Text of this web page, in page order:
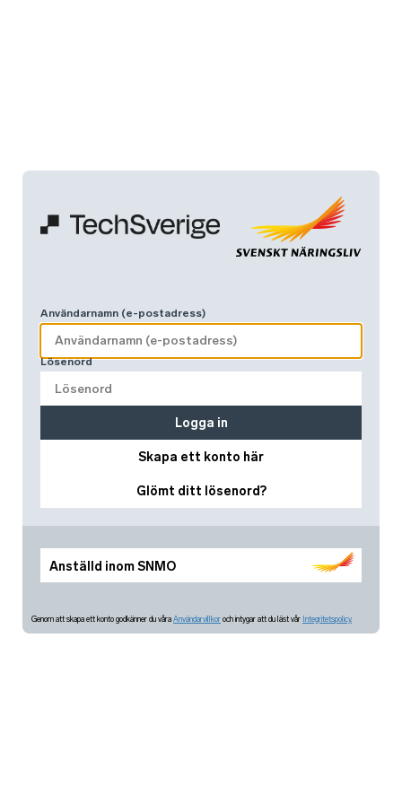
Anställd inom SNMO
Användarnamn (e-postadress)
Lösenord
Skapa ett konto här
Glömt ditt lösenord?
Logga in
Genom att skapa ett konto godkänner du våra Användarvillkor och intygar att du läst vår Integritetspolicy.